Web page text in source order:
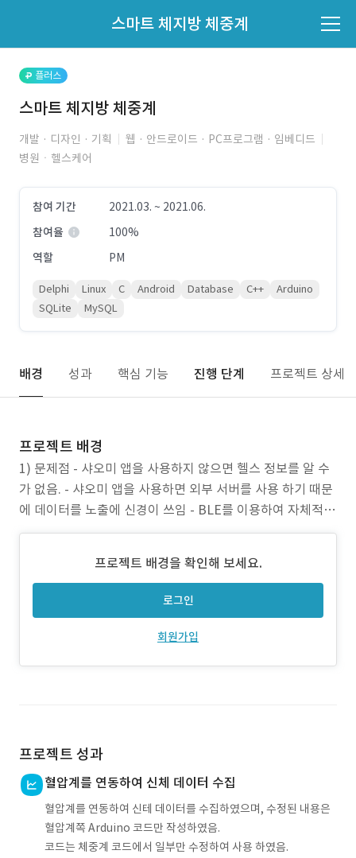
스마트 체지방 체중계
지원자 목록 바로가기
플러스
스마트 체지방 체중계
개발 · 디자인 · 기획
웹 · 안드로이드 · PC프로그램 · 임베디드
병원ㆍ헬스케어
참여 기간
2021.03. ~ 2021.06.
참여율
100%
역할
PM
Delphi Linux C Android Database C++
Arduino
SQLite
MySQL
배경 성과 핵심 기능 진행 단계 프로젝트 상세
프로젝트 배경
1) 문제점 - 샤오미 앱을 사용하지 않으면 헬스 정보를 알 수
가 없음. - 샤오미 앱을 사용하면 외부 서버를 사용 하기 때문
에 데이터를 노출에 신경이 쓰임 - BLE를 이용하여 자체적으
로 데이터를 취득 할 경우 물리적인 거리의 한계가 있음 2) 프
안전하게 보관 - 체지방 뿐만 아니라 키와 혈압등의 기기와도
연동하여 주기적으로 헬스 정
프로젝트 배경을 확인해 보세요.
로그인
회원가입
프로젝트 성과
혈압계를 연동하여 신체 데이터 수집
혈압계를 연동하여 신테 데이터를 수집하였으며, 수정된 내용은
혈압계쪽 Arduino 코드만 작성하였음.
코드는 체중계 코드에서 일부만 수정하여 사용 하였음.